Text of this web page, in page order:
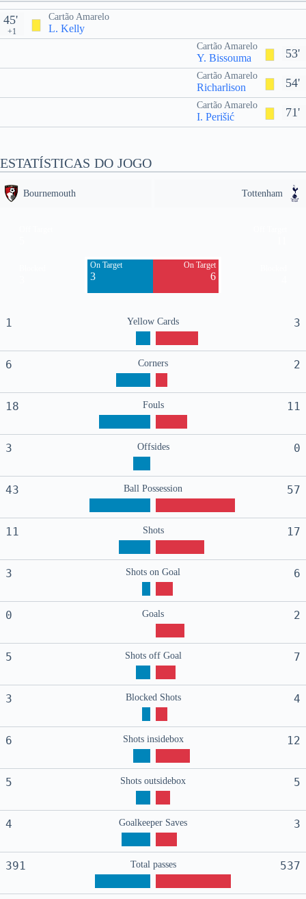
Cartão Amarelo
L. Kelly
45'
+1
53'
Cartão Amarelo
Y. Bissouma
54'
Cartão Amarelo
Richarlison
71'
Cartão Amarelo
I. Perišić
ESTATÍSTICAS DO JOGO
Bournemouth Tottenham
On Target
3
On Target
6
1 Yellow Cards 3
6 Corners 2
18 Fouls 11
3 Offsides 0
43 Ball Possession 57
11 Shots 17
3 Shots on Goal 6
0 Goals 2
5 Shots off Goal 7
3 Blocked Shots 4
6 Shots insidebox 12
5 Shots outsidebox 5
4 Goalkeeper Saves 3
391 Total passes 537